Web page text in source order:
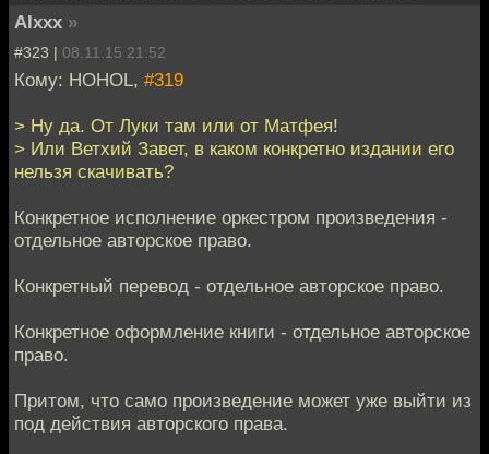
Alxxx »
#323 | 08.11.15 21:52
Кому: HOHOL, #319
> Ну да. От Луки там или от Матфея!
> Или Ветхий Завет, в каком конкретно издании его
нельзя скачивать?
Конкретное исполнение оркестром произведения -
отдельное авторское право.
Конкретный перевод - отдельное авторское право.
Конкретное оформление книги - отдельное авторское
право.
Притом, что само произведение может уже выйти из
под действия авторского права.